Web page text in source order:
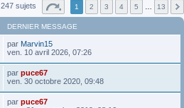
247 sujets 1 2 3 4 5 13
DERNIER MESSAGE
par Marvin15
ven. 10 avril 2026, 07:26
par puce67
ven. 30 octobre 2020, 09:48
par puce67